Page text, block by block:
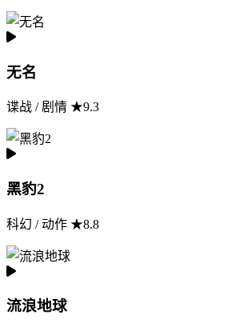
无名
谍战 / 剧情 ★9.3
黑豹2
科幻 / 动作 ★8.8
流浪地球